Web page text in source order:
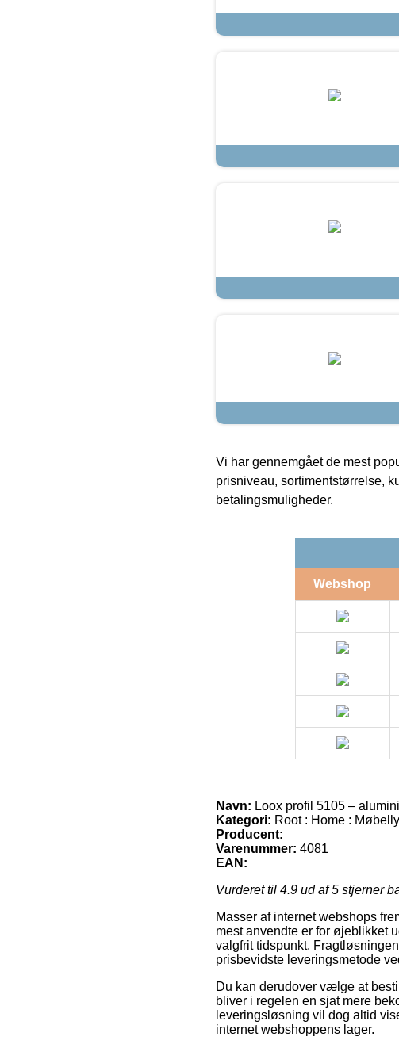
Vi har gennemgået de mest
prisniveau, sortimentstørrelse,
betalingsmuligheder.
Webshop
Navn: Loox profil 5105 –
Kategori: Root : Home :
Producent:
Varenummer: 4081
EAN:
Vurderet til 4.9 ud af 5 stjerner
Masser af internet webshops
mest anvendte er for øjeblikket
valgfrit tidspunkt.
prisbevidste leveringsmetode
Du kan derudover vælge at
bliver i regelen en sjat mere
leveringsløsning vil dog altid
internet webshoppens lager.